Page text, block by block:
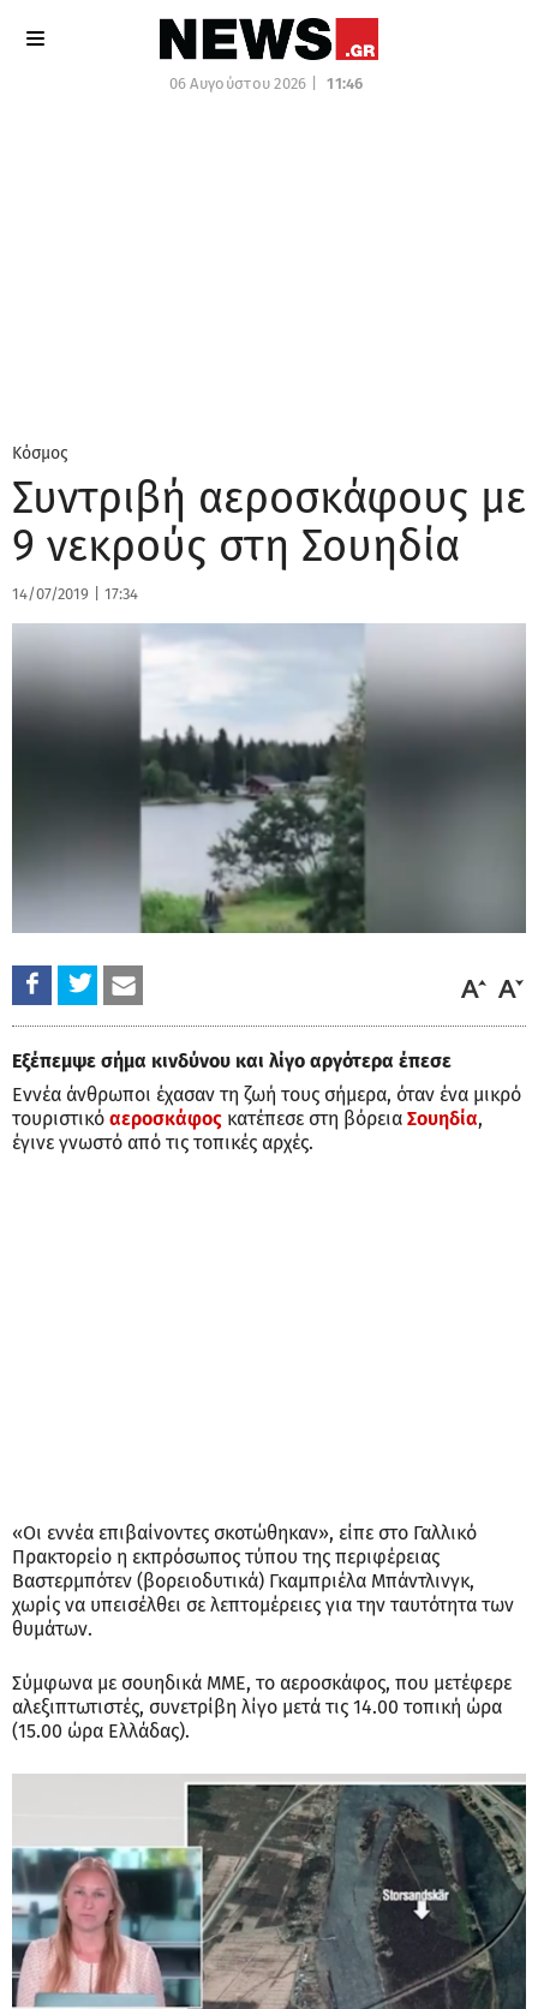
06 Αυγούστου 2026 | 11:46
Κόσμος
Συντριβή αεροσκάφους με
9 νεκρούς στη Σουηδία
14/07/2019 17:34
Εξέπεμψε σήμα κινδύνου και λίγο αργότερα έπεσε
Εννέα άνθρωποι έχασαν τη ζωή τους σήμερα, όταν ένα μικρό
τουριστικό αεροσκάφος κατέπεσε στη βόρεια Σουηδία,
έγινε γνωστό από τις τοπικές αρχές.
«Οι εννέα επιβαίνοντες σκοτώθηκαν», είπε στο Γαλλικό
Πρακτορείο η εκπρόσωπος τύπου της περιφέρειας
Βαστερμπότεν (βορειοδυτικά) Γκαμπριέλα Μπάντλινγκ,
χωρίς να υπεισέλθει σε λεπτομέρειες για την ταυτότητα των
θυμάτων.
Σύμφωνα με σουηδικά ΜΜΕ, το αεροσκάφος, που μετέφερε
αλεξιπτωτιστές, συνετρίβη λίγο μετά τις 14.00 τοπική ώρα
(15.00 ώρα Ελλάδας).